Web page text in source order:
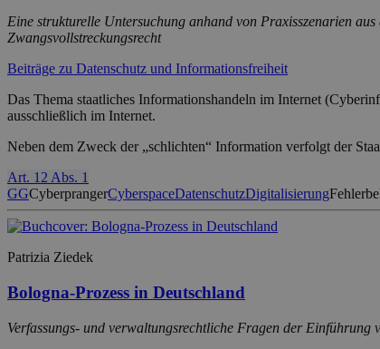
Eine strukturelle Untersuchung anhand von Praxisszenarien
Zwangsvollstreckungsrecht
Beiträge zu Datenschutz und Informationsfreiheit
Das Thema staatliches Informationshandeln im Internet
ausschließlich im Internet.
Neben dem Zweck der „schlichten“ Information verfolgt der
Art. 12 Abs. 1
GGCyberprangerCyberspaceDatenschutzDigitalisierung
Patrizia Ziedek
Bologna-Prozess in Deutschland
Verfassungs- und verwaltungsrechtliche Fragen der Einführung